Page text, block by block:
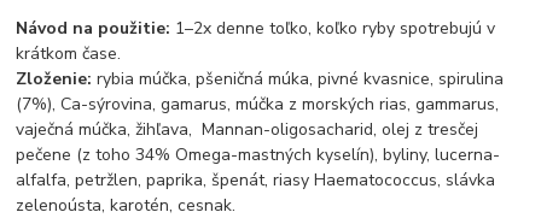
Návod na použitie: 1–2x denne toľko, koľko ryby spotrebujú v
krátkom čase.
Zloženie:rybia múčka, pšeničná múka, pivné kvasnice, spirulina
(7%), Ca-sýrovina, gamarus, múčka z morských rias, gammarus,
vaječná múčka, žihľava, Mannan-oligosacharid, olej z tresčej
pečene (z toho 34% Omega-mastných kyselín), byliny, lucerna-
alfalfa, petržlen, paprika, špenát, riasy Haematococcus, slávka
zelenoústa, karotén, cesnak.